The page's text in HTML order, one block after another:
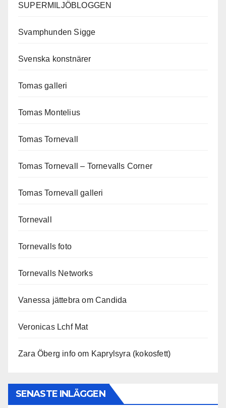
SUPERMILJÖBLOGGEN
Svamphunden Sigge
Svenska konstnärer
Tomas galleri
Tomas Montelius
Tomas Tornevall
Tomas Tornevall – Tornevalls Corner
Tomas Tornevall galleri
Tornevall
Tornevalls foto
Tornevalls Networks
Vanessa jättebra om Candida
Veronicas Lchf Mat
Zara Öberg info om Kaprylsyra (kokosfett)
SENASTE INLÄGGEN